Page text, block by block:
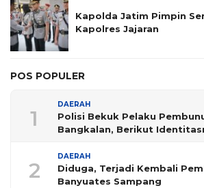
Kapolda Jatim Pimpin
Kapolres Jajaran
POS POPULER
1
DAERAH
Polisi Bekuk Pelaku
Bangkalan, Berikut
2
DAERAH
Diduga, Terjadi Kembali
Banyuates Sampang